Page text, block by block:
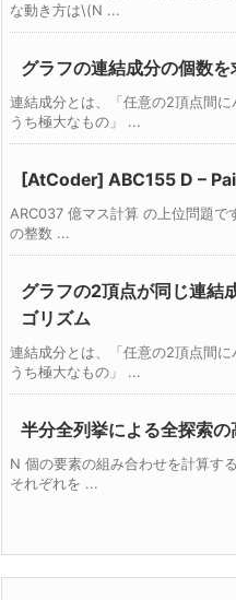
な動き方は\(N ...
グラフの連結成分の個数
連結成分とは、「任意の2頂点間
うち極大なもの」 ...
[AtCoder] ABC155 D –
ARC037 億マス計算 の上位問題
の整数 ...
グラフの2頂点が同じ連結
ゴリズム
連結成分とは、「任意の2頂点間
うち極大なもの」 ...
半分全列挙による全探索の
N 個の要素の組み合わせを計算す
それぞれを ...